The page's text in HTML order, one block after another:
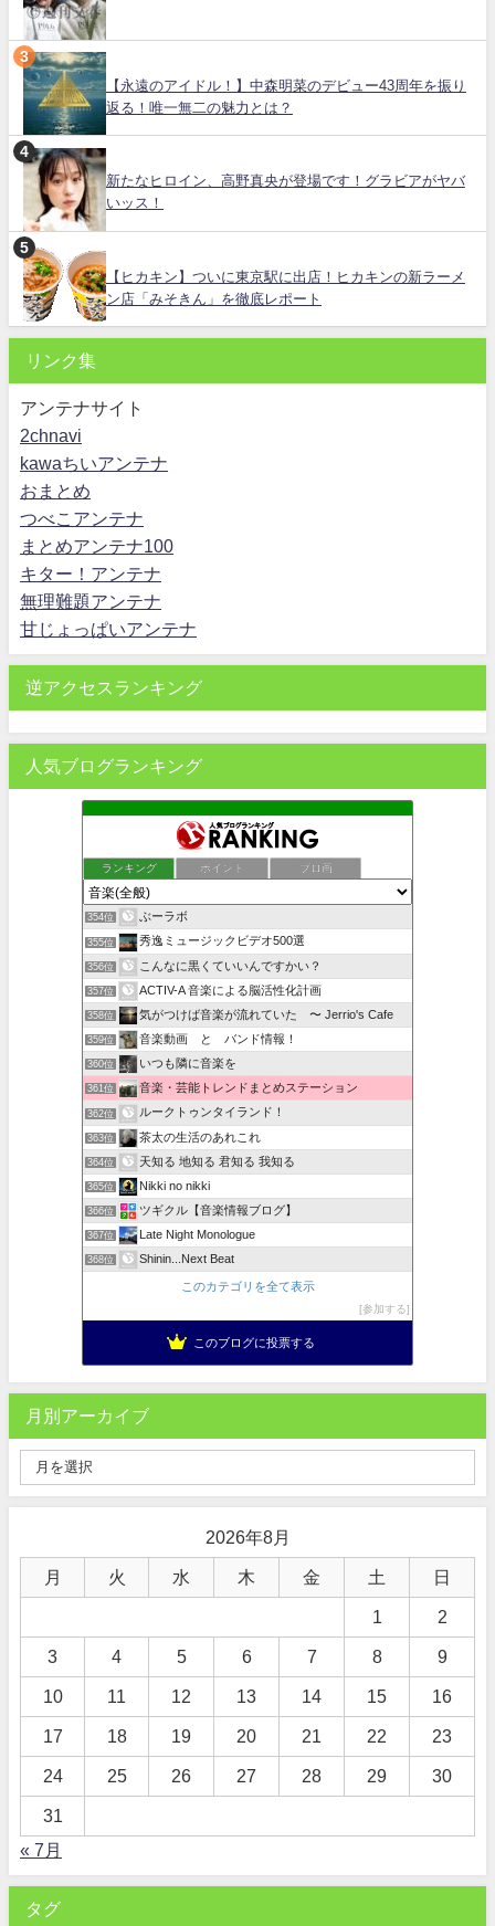
【永遠のアイドル！】中森明菜のデビュー43周年を振り
返る！唯一無二の魅力とは？
新たなヒロイン、高野真央が登場です！グラビアがヤバ
いッス！
【ヒカキン】ついに東京駅に出店！ヒカキンの新ラーメ
ン店「みそきん」を徹底レポート
リンク集
アンテナサイト
2chnavi
kawaちいアンテナ
おまとめ
つべこアンテナ
まとめアンテナ100
キター！アンテナ
無理難題アンテナ
甘じょっぱいアンテナ
逆アクセスランキング
人気ブログランキング
ランキング ポイント ブロ画
354位 ぶーラボ
355位 秀逸ミュージックビデオ500選
356位 こんなに黒くていいんですかい？
357位 ACTIV-A 音楽による脳活性化計画
358位 気がつけば音楽が流れていた 〜 Jerrio's Cafe
359位 音楽動画 と バンド情報！
360位 いつも隣に音楽を
361位 音楽・芸能トレンドまとめステーション
362位 ルークトゥンタイランド！
363位 茶太の生活のあれこれ
364位 天知る 地知る 君知る 我知る
365位 Nikki no nikki
366位 ツギクル【音楽情報ブログ】
367位 Late Night Monologue
368位 Shinin...Next Beat
このカテゴリを全て表示
参加する
このブログに投票する
月別アーカイブ
2026年8月
月 火 水 木 金 土 日
1 2
3 4 5 6 7 8 9
10 11 12 13 14 15 16
17 18 19 20 21 22 23
24 25 26 27 28 29 30
31
« 7月
タグ